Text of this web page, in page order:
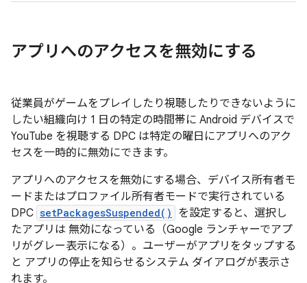
アプリへのアクセスを無効にする
従業員がゲームをプレイしたり視聴したりできないように
したい組織向け 1 日の特定の時間帯に Android デバイスで
YouTube を視聴する DPC は特定の曜日にアプリへのアク
セスを一時的に無効にできます。
アプリへのアクセスを無効にする場合、デバイス所有者モ
ードまたはプロファイル所有者モードで実行されている
DPC setPackagesSuspended()
を設定すると、選択し
たアプリは 無効になっている（Google ランチャーでアプ
リがグレー表示になる）。ユーザーがアプリをタップする
と アプリの停止を知らせるシステム ダイアログが表示さ
れます。